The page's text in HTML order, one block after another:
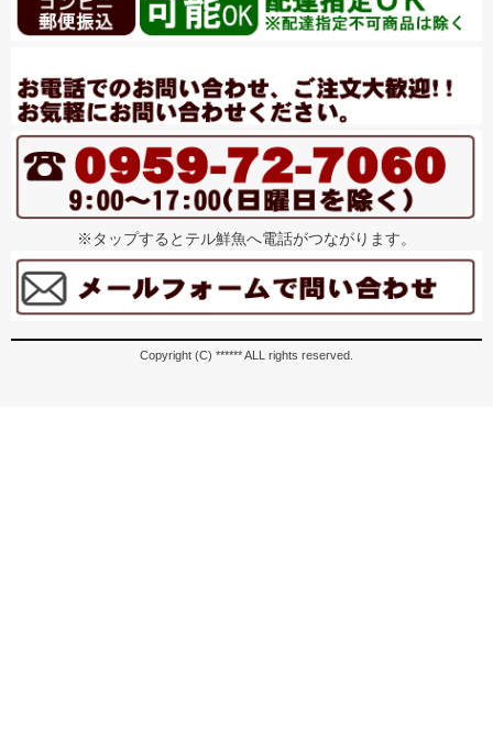
※タップするとテル鮮魚へ電話がつながります。
Copyright (C) ****** ALL rights reserved.